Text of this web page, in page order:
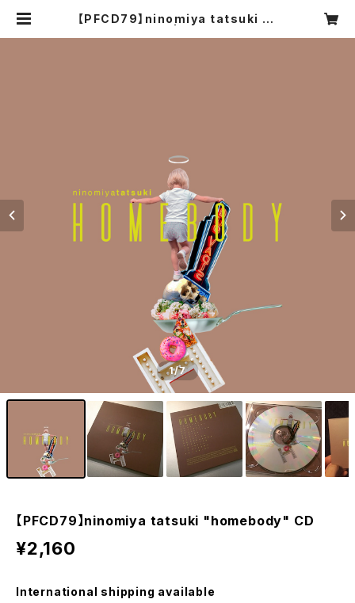
【PFCD79】ninomiya tatsuki "h
1/7
【PFCD79】ninomiya tatsuki "homebody" CD
¥2,160
International shipping available